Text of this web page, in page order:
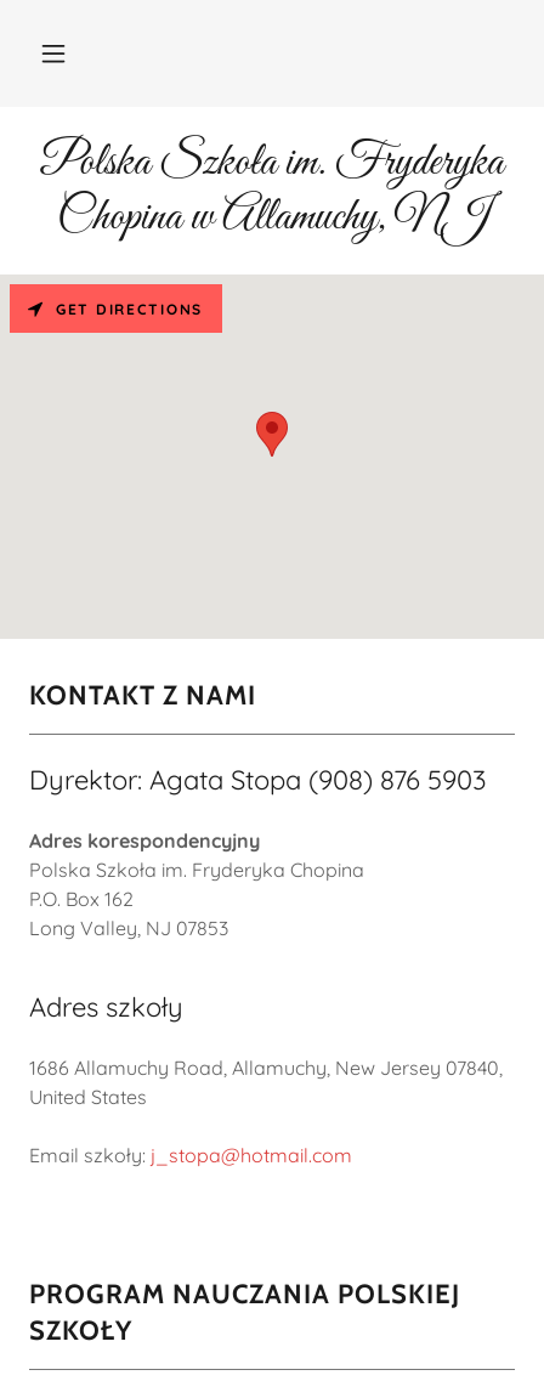
Polska Szkoła im. Fryderyka
Chopina w Allamuchy, NJ
KONTAKT Z NAMI
Dyrektor: Agata Stopa (908) 876 5903
Adres korespondencyjny
Polska Szkoła im. Fryderyka Chopina
P.O. Box 162
Long Valley, NJ 07853
Adres szkoły
1686 Allamuchy Road, Allamuchy, New Jersey 07840,
United States
Email szkoły: j_stopa@hotmail.com
GET DIRECTIONS
PROGRAM NAUCZANIA POLSKIEJ
SZKOŁY